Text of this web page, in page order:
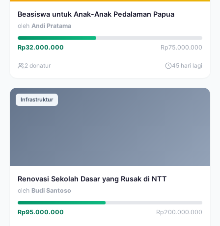
Beasiswa untuk Anak-Anak Pedalaman Papua
oleh Andi Pratama
Rp32.000.000 Rp75.000.000
2 donatur 45 hari lagi
Infrastruktur
Renovasi Sekolah Dasar yang Rusak di NTT
oleh Budi Santoso
Rp95.000.000 Rp200.000.000